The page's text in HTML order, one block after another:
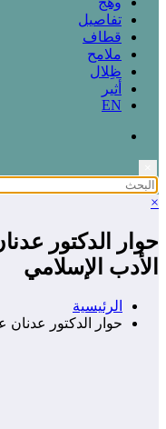
تفاصيل
قطاف
ملامح
ظِلال
أثير
EN
×
حوار الدكتور
الأدب الإسلامي
الرئيسية
حوار الدكتور